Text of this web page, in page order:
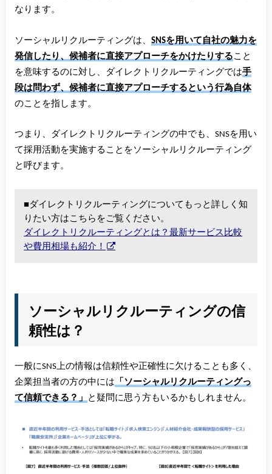
なります。
ソーシャルリクルーティングは、 SNSを用いて自社の魅力を
発信したり、候補者に直接アプローチをかけたりすること
を意味するのに対し、ダイレクトリクルーティングでは手
段は問わず、候補者に直接アプローチするという行為自体
のことを指します。
つまり、ダイレクトリクルーティングの中でも、SNSを用い
て採用活動を実施することをソーシャルリクルーティング
と呼びます。
■ダイレクトリクルーティングについてもっと詳しく知
りたい方はこちらをご覧ください。
ダイレクトリクルーティングとは？最新サービス比較
や費用相場も紹介！
ソーシャルリクルーティングの信
頼性は？
一般にSNS上の情報は信頼性や正確性に欠けることも多く、
企業担当者の方の中には「ソーシャルリクルーティングっ
て信頼できる？」と疑問に思う方もいるかもしれません。